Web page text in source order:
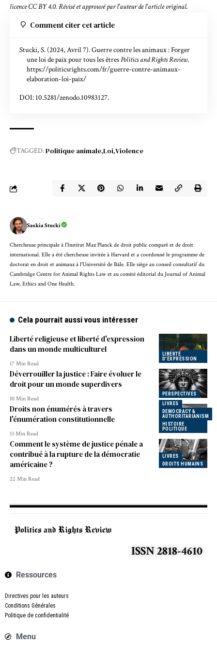
licenceCC BY 4.0. Révisé et approuvé par l'auteur de l'article original.
Comment citer cet article
Stucki, S. (2024, Avril 7). Guerre contre les animaux : Forger
une loi de paix pour tous les êtresPolitics and Rights Review.
https://politicsrights.com/fr/guerre-contre-animaux-
elaboration-loi-paix/
DOI: 10.5281/zenodo.10983127.
TAGGED:Politique animale Loi Violence
Saskia Stucki
Chercheuse principale à l'Institut Max Planck de droit public comparé et de droit
international. Elle a été chercheuse invitée à Harvard et a coordonné le programme de
doctorat en droit et animaux à l'Université de Bâle. Elle siège au conseil consultatif du
Cambridge Centre for Animal Rights Law et au comité éditorial du Journal of Animal
Law, Ethics and One Health.
Cela pourrait aussi vous intéresser
LIBERTÉ
D'EXPRESSION
Liberté religieuse et liberté d'expression
dans un monde multiculturel
17 Min Read
PERSPECTIVES
Déverrouiller la justice : Faire évoluer le
droit pour un monde superdivers
10 Min Read
LIVRES
DEMOCRACY &
AUTHORITARIANISM
HISTOIRE
POLITIQUE
Droits non énumérés à travers
l'énumération constitutionnelle
13 Min Read
LIVRES
DROITS HUMAINS
Comment le système de justice pénale a
contribué à la rupture de la démocratie
américaine ?
22 Min Read
ISSN 2818-4610
Ressources
Directives pour les auteurs
Conditions Générales
Politique de confidentialité
Menu